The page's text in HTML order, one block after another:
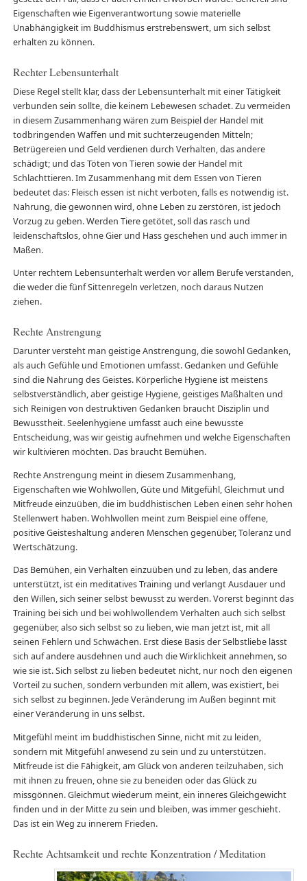
Eigenschaften wie Eigenverantwortung sowie materielle
Unabhängigkeit im Buddhismus erstrebenswert, um sich selbst
erhalten zu können.
Rechter Lebensunterhalt
Diese Regel stellt klar, dass der Lebensunterhalt mit einer Tätigkeit
verbunden sein sollte, die keinem Lebewesen schadet. Zu vermeiden
in diesem Zusammenhang wären zum Beispiel der Handel mit
todbringenden Waffen und mit suchterzeugenden Mitteln;
Betrügereien und Geld verdienen durch Verhalten, das andere
schädigt; und das Töten von Tieren sowie der Handel mit
Schlachttieren. Im Zusammenhang mit dem Essen von Tieren
bedeutet das: Fleisch essen ist nicht verboten, falls es notwendig ist.
Nahrung, die gewonnen wird, ohne Leben zu zerstören, ist jedoch
Vorzug zu geben. Werden Tiere getötet, soll das rasch und
leidenschaftslos, ohne Gier und Hass geschehen und auch immer in
Maßen.
Unter rechtem Lebensunterhalt werden vor allem Berufe verstanden,
die weder die fünf Sittenregeln verletzen, noch daraus Nutzen
ziehen.
Rechte Anstrengung
Darunter versteht man geistige Anstrengung, die sowohl Gedanken,
als auch Gefühle und Emotionen umfasst. Gedanken und Gefühle
sind die Nahrung des Geistes. Körperliche Hygiene ist meistens
selbstverständlich, aber geistige Hygiene, geistiges Maßhalten und
sich Reinigen von destruktiven Gedanken braucht Disziplin und
Bewusstheit. Seelenhygiene umfasst auch eine bewusste
Entscheidung, was wir geistig aufnehmen und welche Eigenschaften
wir kultivieren möchten. Das braucht Bemühen.
Rechte Anstrengung meint in diesem Zusammenhang,
Eigenschaften wie Wohlwollen, Güte und Mitgefühl, Gleichmut und
Mitfreude einzuüben, die im buddhistischen Leben einen sehr hohen
Stellenwert haben. Wohlwollen meint zum Beispiel eine offene,
positive Geisteshaltung anderen Menschen gegenüber, Toleranz und
Wertschätzung.
Das Bemühen, ein Verhalten einzuüben und zu leben, das andere
unterstützt, ist ein meditatives Training und verlangt Ausdauer und
den Willen, sich seiner selbst bewusst zu werden. Vorerst beginnt das
Training bei sich und bei wohlwollendem Verhalten auch sich selbst
gegenüber, also sich selbst so zu lieben, wie man jetzt ist, mit all
seinen Fehlern und Schwächen. Erst diese Basis der Selbstliebe lässt
sich auf andere ausdehnen und auch die Wirklichkeit annehmen, so
wie sie ist. Sich selbst zu lieben bedeutet nicht, nur noch den eigenen
Vorteil zu suchen, sondern verbunden mit allem, was existiert, bei
sich selbst zu beginnen. Jede Veränderung im Außen beginnt mit
einer Veränderung in uns selbst.
Mitgefühl meint im buddhistischen Sinne, nicht mit zu leiden,
sondern mit Mitgefühl anwesend zu sein und zu unterstützen.
Mitfreude ist die Fähigkeit, am Glück von anderen teilzuhaben, sich
mit ihnen zu freuen, ohne sie zu beneiden oder das Glück zu
missgönnen. Gleichmut wiederum meint, ein inneres Gleichgewicht
finden und in der Mitte zu sein und bleiben, was immer geschieht.
Das ist ein Weg zu innerem Frieden.
Rechte Achtsamkeit und rechte Konzentration / Meditation